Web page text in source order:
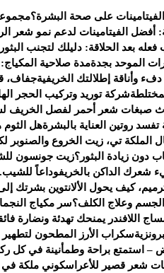
على صحة البشرة؟
أفضل الفيتامينات لدعم نمو شعر
بعد الحلاقة: دليلك لتجنب البثور
الموحد بجدةمدة صلاحية المكياج:
وأناقة إطلالتك الخريفيةجفاف،
شركة توريد وتركيب الحجر
صبغات شعر أحمر لفصل الخريف
هل الثوم
الملكة تي، زيت الخروع والصنوبر
زيادة البثور؟زيت جونسون
شعرك الداكن بالخريفوداعاً
كيف يحول الألانتوين بشرتك
الجسم وعلاج الكلف؟سر مكياج
اللافندر يمنحك تهدئة ونضارة
سكراب الأرز المطحون
– استمتع براحة وطمأنينة في كل
شعر قصير للأعراسكوني ملكة